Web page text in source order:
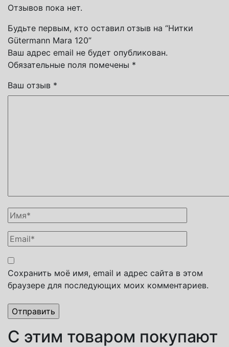
Отзывов пока нет.
Будьте первым, кто оставил отзыв на “Нитки
Gütermann Mara 120”
Ваш адрес email не будет опубликован.
Обязательные поля помечены *
Ваш отзыв *
Сохранить моё имя, email и адрес сайта в этом
браузере для последующих моих комментариев.
С этим товаром покупают